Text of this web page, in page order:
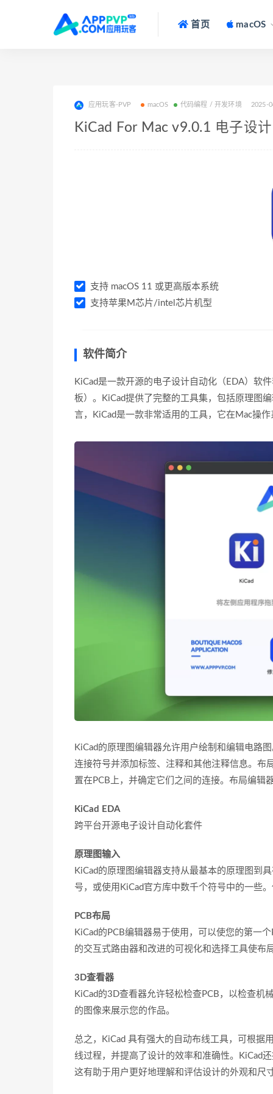
首页 macOS
应用玩客-PVP macOS 代码编程 / 开发环境 2025-
KiCad For Mac v9.0.1 电子设
支持 macOS 11 或更高版本系统
支持苹果M芯片/intel芯片机型
软件简介
KiCad是一款开源的电子设计自动化（EDA）软
板）。KiCad提供了完整的工具集，包括原理图
言，KiCad是一款非常适用的工具，它在Mac操
KiCad的原理图编辑器允许用户绘制和编辑电路
连接符号并添加标签、注释和其他注释信息。布
置在PCB上，并确定它们之间的连接。布局编辑
KiCad EDA
跨平台开源电子设计自动化套件
原理图输入
KiCad的原理图编辑器支持从最基本的原理图到
号，或使用KiCad官方库中数千个符号中的一些
PCB布局
KiCad的PCB编辑器易于使用，可以使您的第一
的交互式路由器和改进的可视化和选择工具使布
3D查看器
KiCad的3D查看器允许轻松检查PCB，以检查机
的图像来展示您的作品。
总之，KiCad 具有强大的自动布线工具，可根据
线过程，并提高了设计的效率和准确性。KiCad
这有助于用户更好地理解和评估设计的外观和尺